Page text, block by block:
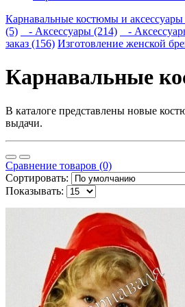
Карнавальные костюмы и аксессуары
(5)
- Аксессуары (214) -
заказ (156) Изготовление женской
Карнавальные
В каталоге представлены новые
выдачи.
Сравнение товаров (0)
Сортировать:
Показывать: